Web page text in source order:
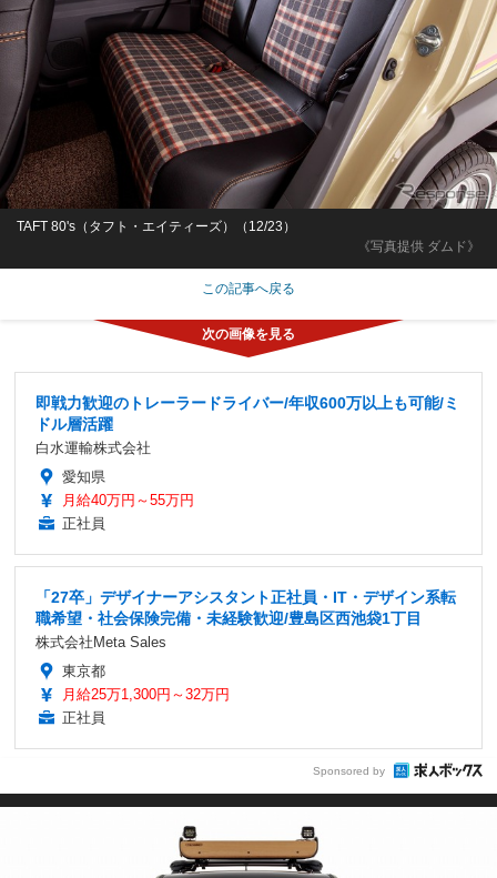
《写真提供 ダムド》
TAFT 80's（タフト・エイティーズ）（12/23）
この記事へ戻る
即戦力歓迎のトレーラードライバー/年収600万以上も可能/ミ
ドル層活躍
白水運輸株式会社
愛知県
月給40万円～55万円
正社員
「27卒」デザイナーアシスタント正社員・IT・デザイン系転
職希望・社会保険完備・未経験歓迎/豊島区西池袋1丁目
株式会社Meta Sales
東京都
月給25万1,300円～32万円
正社員
Sponsored by